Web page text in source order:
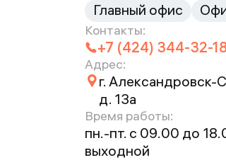
Главный офис
Контакты:
+7 (424) 344-32-
Адрес:
г. Александровск-
д. 13а
Время работы:
пн.-пт. с 09.00 до
выходной